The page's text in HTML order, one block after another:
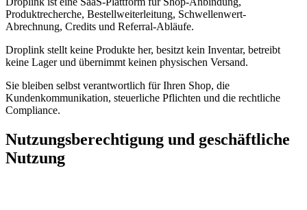
Produktrecherche, Bestellweiterleitung, Schwellenwert-
Abrechnung, Credits und Referral-Abläufe.
Droplink stellt keine Produkte her, besitzt kein Inventar, betreibt
keine Lager und übernimmt keinen physischen Versand.
Sie bleiben selbst verantwortlich für Ihren Shop, die
Kundenkommunikation, steuerliche Pflichten und die rechtliche
Compliance.
Nutzungsberechtigung und geschäftliche
Nutzung